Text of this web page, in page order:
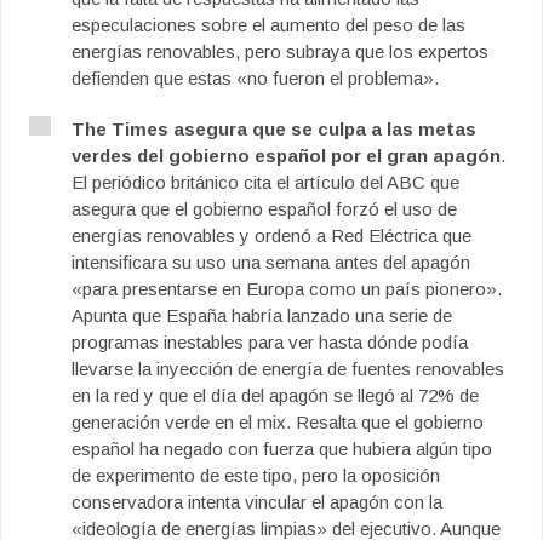
especulaciones sobre el aumento del peso de las
energías renovables, pero subraya que los expertos
defienden que estas «no fueron el problema».
The Times asegura que se culpa a las metas
verdes del gobierno español por el gran apagón.
El periódico británico cita el artículo del ABC que
asegura que el gobierno español forzó el uso de
energías renovables y ordenó a Red Eléctrica que
intensificara su uso una semana antes del apagón
«para presentarse en Europa como un país pionero».
Apunta que España habría lanzado una serie de
programas inestables para ver hasta dónde podía
llevarse la inyección de energía de fuentes renovables
en la red y que el día del apagón se llegó al 72% de
generación verde en el mix. Resalta que el gobierno
español ha negado con fuerza que hubiera algún tipo
de experimento de este tipo, pero la oposición
conservadora intenta vincular el apagón con la
«ideología de energías limpias» del ejecutivo. Aunque